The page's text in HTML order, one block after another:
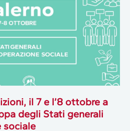
il 7 e l’8 ottobre a
degli Stati generali
sociale